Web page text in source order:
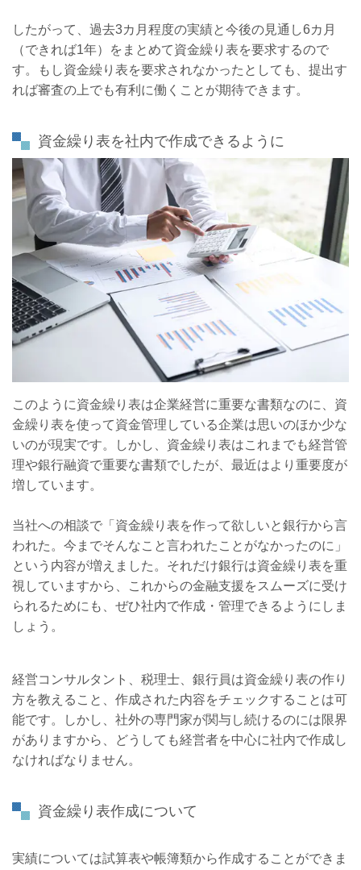
したがって、過去3カ月程度の実績と今後の見通し6カ月
（できれば1年）をまとめて資金繰り表を要求するので
す。もし資金繰り表を要求されなかったとしても、提出す
れば審査の上でも有利に働くことが期待できます。
資金繰り表を社内で作成できるように
このように資金繰り表は企業経営に重要な書類なのに、資
金繰り表を使って資金管理している企業は思いのほか少な
いのが現実です。しかし、資金繰り表はこれまでも経営管
理や銀行融資で重要な書類でしたが、最近はより重要度が
増しています。
当社への相談で「資金繰り表を作って欲しいと銀行から言
われた。今までそんなこと言われたことがなかったのに」
という内容が増えました。それだけ銀行は資金繰り表を重
視していますから、これからの金融支援をスムーズに受け
られるためにも、ぜひ社内で作成・管理できるようにしま
しょう。
経営コンサルタント、税理士、銀行員は資金繰り表の作り
方を教えること、作成された内容をチェックすることは可
能です。しかし、社外の専門家が関与し続けるのには限界
がありますから、どうしても経営者を中心に社内で作成し
なければなりません。
資金繰り表作成について
実績については試算表や帳簿類から作成することができま